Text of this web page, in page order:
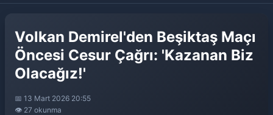
Volkan Demirel'den Beşiktaş Maçı
Öncesi Cesur Çağrı: 'Kazanan Biz
Olacağız!'
📅 13 Mart 2026 20:55
👁️ 27 okunma